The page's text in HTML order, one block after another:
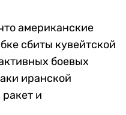
американские
сбиты кувейтской
боевых
иранской
и